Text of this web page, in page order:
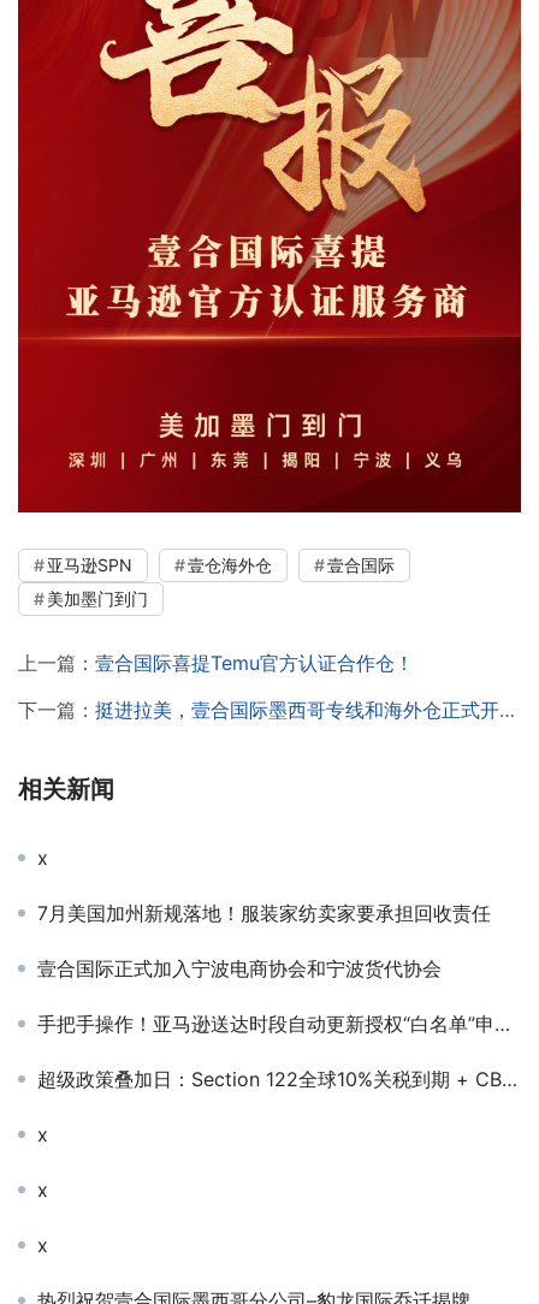
亚马逊SPN 壹仓海外仓
壹合国际
美加墨门到门
上一篇： 壹合国际喜提Temu官方认证合作仓！
下一篇： 挺进拉美，壹合国际墨西哥专线和海外仓正式开放！
相关新闻
x
7月美国加州新规落地！服装家纺卖家要承担回收责任
壹合国际正式加入宁波电商协会和宁波货代协会
手把手操作！亚马逊送达时段自动更新授权“白名单”申请全攻略
超级政策叠加日：Section 122全球10%关税到期 + CBP邮政de minimis正式终结
x
x
x